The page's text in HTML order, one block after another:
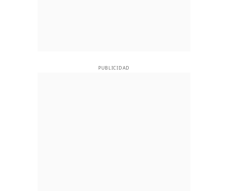
PUBLICIDAD